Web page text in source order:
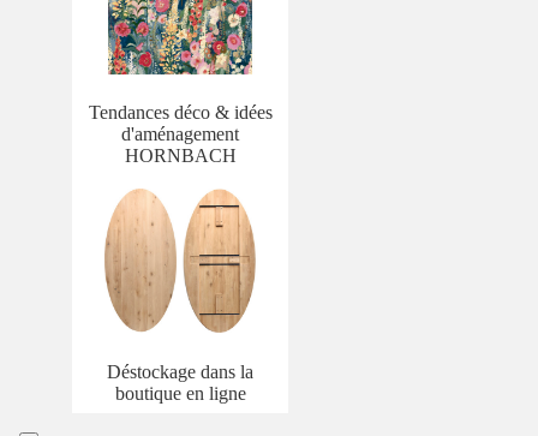
Tendances déco & idées
d'aménagement
HORNBACH
Déstockage dans la
boutique en ligne